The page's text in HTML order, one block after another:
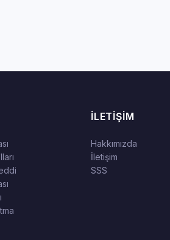
İLETIŞIM
Hakkımızda
İletişim
SSS